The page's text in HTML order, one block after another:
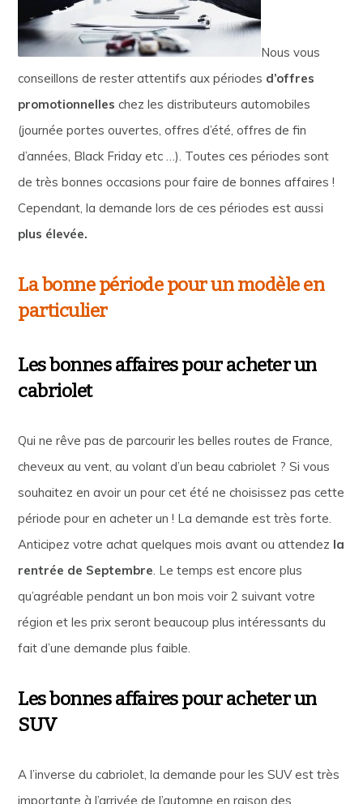
Nous vous
conseillons de rester attentifs aux périodes d’offres
promotionnelles chez les distributeurs automobiles
(journée portes ouvertes, offres d’été, offres de fin
d’années, Black Friday etc …). Toutes ces périodes sont
de très bonnes occasions pour faire de bonnes affaires !
Cependant, la demande lors de ces périodes est aussi
plus élevée.
La bonne période pour un modèle en
particulier
Les bonnes affaires pour acheter un
cabriolet
Qui ne rêve pas de parcourir les belles routes de France,
cheveux au vent, au volant d’un beau cabriolet ? Si vous
souhaitez en avoir un pour cet été ne choisissez pas cette
période pour en acheter un ! La demande est très forte.
Anticipez votre achat quelques mois avant ou attendez la
rentrée de Septembre. Le temps est encore plus
qu’agréable pendant un bon mois voir 2 suivant votre
région et les prix seront beaucoup plus intéressants du
fait d’une demande plus faible.
Les bonnes affaires pour acheter un
SUV
A l’inverse du cabriolet, la demande pour les SUV est très
importante à l’arrivée de l’automne en raison des